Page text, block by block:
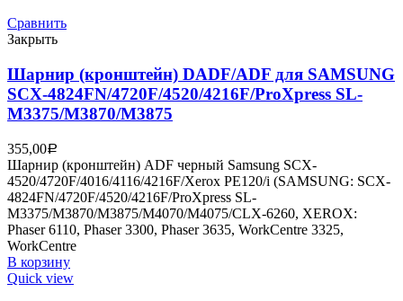
Сравнить
Закрыть
Шарнир (кронштейн) DADF/ADF для SAMSUNG
SCX-4824FN/4720F/4520/4216F/ProXpress SL-
M3375/M3870/M3875
355,00Р
Шарнир (кронштейн) ADF черный Samsung SCX-
4520/4720F/4016/4116/4216F/Xerox PE120/i (SAMSUNG: SCX-
4824FN/4720F/4520/4216F/ProXpress SL-
M3375/M3870/M3875/M4070/M4075/CLX-6260, XEROX:
Phaser 6110, Phaser 3300, Phaser 3635, WorkCentre 3325,
WorkCentre
В корзину
Quick view